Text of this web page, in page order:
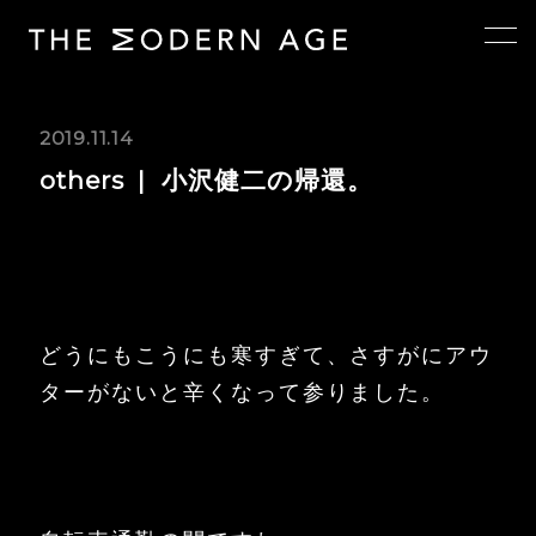
2019.11.14
others 小沢健二の帰還。
どうにもこうにも寒すぎて、さすがにアウ
ターがないと辛くなって参りました。